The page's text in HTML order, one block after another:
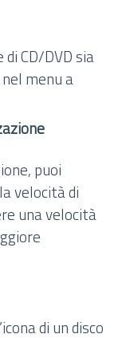
CD/DVD sia
menu a
puoi
velocità di
una velocità
di un disco